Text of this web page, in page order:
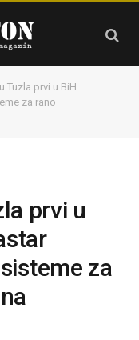
Tuzla prvi u BiH
za rano
prvi u
za